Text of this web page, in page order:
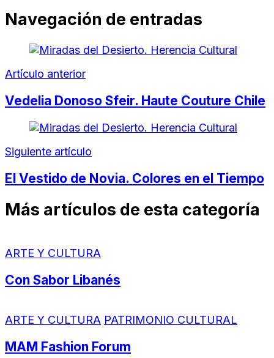
Navegación de entradas
Artículo anterior
Vedelia Donoso Sfeir. Haute Couture Chile
Siguiente artículo
El Vestido de Novia. Colores en el Tiempo
Más artículos de esta categoría
ARTE Y CULTURA
Con Sabor Libanés
ARTE Y CULTURA PATRIMONIO CULTURAL
MAM Fashion Forum